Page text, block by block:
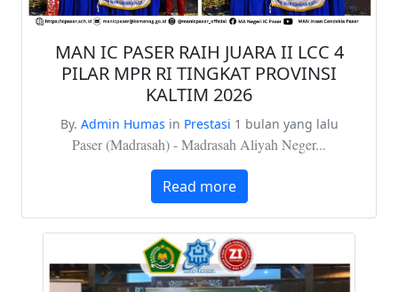
MAN IC PASER RAIH JUARA II LCC 4
PILAR MPR RI TINGKAT PROVINSI
KALTIM 2026
By. Admin Humas in Prestasi 1 bulan yang lalu
Paser (Madrasah) - Madrasah Aliyah Neger...
Read more